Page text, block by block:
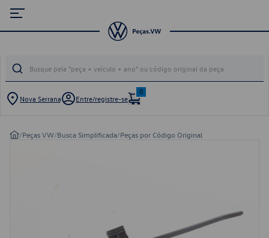
Nova Serrana Entre/registre-se
0
/Peças VW/Busca Simplificada/Peças por Código Original